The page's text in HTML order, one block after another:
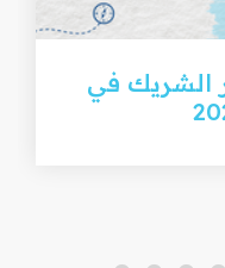
الشريك في